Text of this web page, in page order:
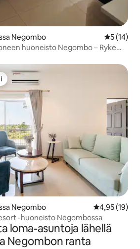
Negombo
5 (14)
huoneisto Negombo – Ryke
parhaimmistoa
Negombo
4,95 (19)
-huoneisto Negombossa
loma-asuntoja lähellä
Negombon ranta